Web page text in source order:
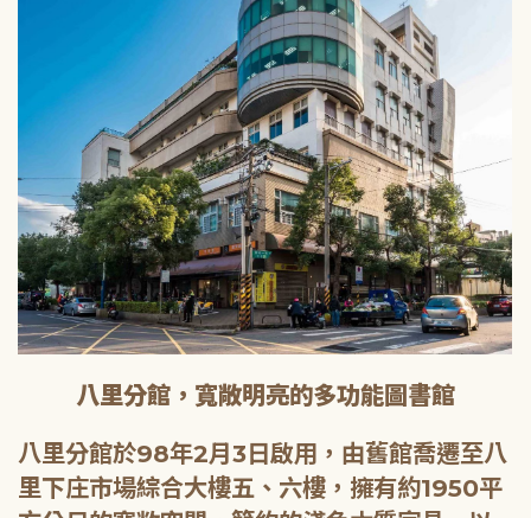
八里分館，寬敞明亮的多功能圖書館
八里分館於98年2月3日啟用，由舊館喬遷至八
里下庄市場綜合大樓五、六樓，擁有約1950平